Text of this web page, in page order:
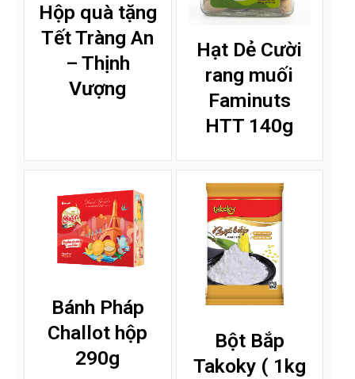
Hộp quà tặng
Tết Tràng An
– Thịnh
Vượng
Hạt Dẻ Cười
rang muối
Faminuts
HTT 140g
Bánh Pháp
Challot hộp
290g
Bột Bắp
Takoky ( 1kg